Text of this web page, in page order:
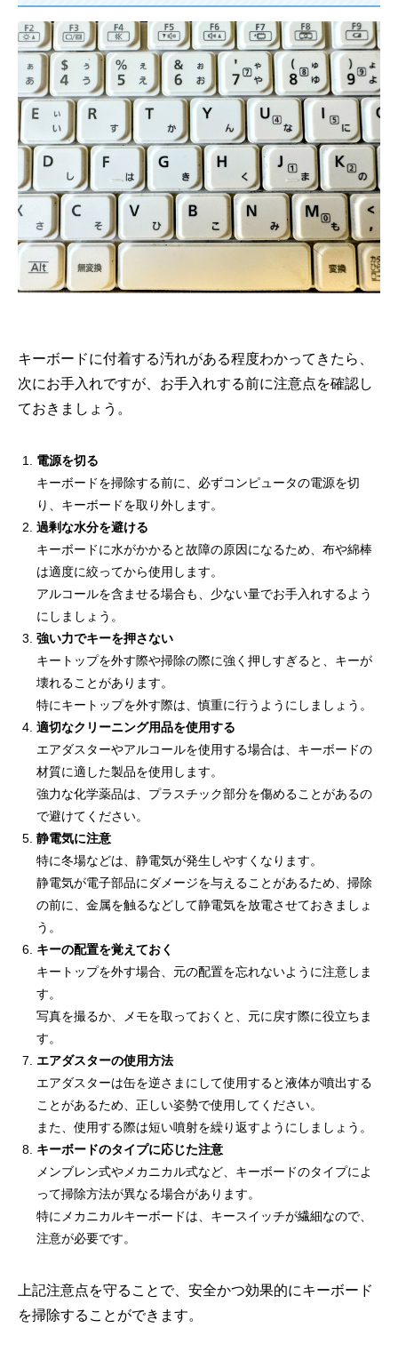
キーボードに付着する汚れがある程度わかってきたら、
次にお手入れですが、お手入れする前に注意点を確認し
ておきましょう。
電源を切る
キーボードを掃除する前に、必ずコンピュータの電源を切
り、キーボードを取り外します。
過剰な水分を避ける
キーボードに水がかかると故障の原因になるため、布や綿棒
は適度に絞ってから使用します。
アルコールを含ませる場合も、少ない量でお手入れするよう
にしましょう。
強い力でキーを押さない
キートップを外す際や掃除の際に強く押しすぎると、キーが
壊れることがあります。
特にキートップを外す際は、慎重に行うようにしましょう。
適切なクリーニング用品を使用する
エアダスターやアルコールを使用する場合は、キーボードの
材質に適した製品を使用します。
強力な化学薬品は、プラスチック部分を傷めることがあるの
で避けてください。
静電気に注意
特に冬場などは、静電気が発生しやすくなります。
静電気が電子部品にダメージを与えることがあるため、掃除
の前に、金属を触るなどして静電気を放電させておきましょ
う。
キーの配置を覚えておく
キートップを外す場合、元の配置を忘れないように注意しま
す。
写真を撮るか、メモを取っておくと、元に戻す際に役立ちま
す。
エアダスターの使用方法
エアダスターは缶を逆さまにして使用すると液体が噴出する
ことがあるため、正しい姿勢で使用してください。
また、使用する際は短い噴射を繰り返すようにしましょう。
キーボードのタイプに応じた注意
メンブレン式やメカニカル式など、キーボードのタイプによ
って掃除方法が異なる場合があります。
特にメカニカルキーボードは、キースイッチが繊細なので、
注意が必要です。
上記注意点を守ることで、安全かつ効果的にキーボード
を掃除することができます。